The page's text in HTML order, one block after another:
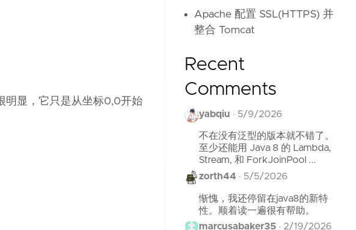
明显，它只是从坐标0,0开始
Apache 配置 SSL(HTTPS) 并
整合 Tomcat
Recent
Comments
yabqiu · 5/9/2026
不在没有泛型的版本就不错了。
至少还能用 Java 8 的 Lambda,
Stream, 和 ForkJoinPool ...
zorth44 · 5/5/2026
惭愧，我还停留在java8的新特
性。顺着读一遍很有帮助。
marcusabaker35 · 2/19/2026